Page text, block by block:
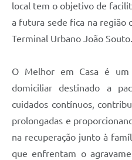
Legislação
IPTU Selo Verde
Notícias
Contato
local tem o objetivo de
a futura sede fica na região
Terminal Urbano João Souto.
O Melhor em Casa é um
domiciliar destinado a
cuidados contínuos,
prolongadas e
na recuperação junto à
que enfrentam o